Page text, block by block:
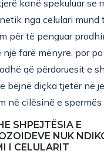
nga celulari mund
për të penguar
farë mënyre, por po
që përdoruesit e
bëjnë diçka tjetër në
në cilësinë e spermës
NUK
I CELULARIT